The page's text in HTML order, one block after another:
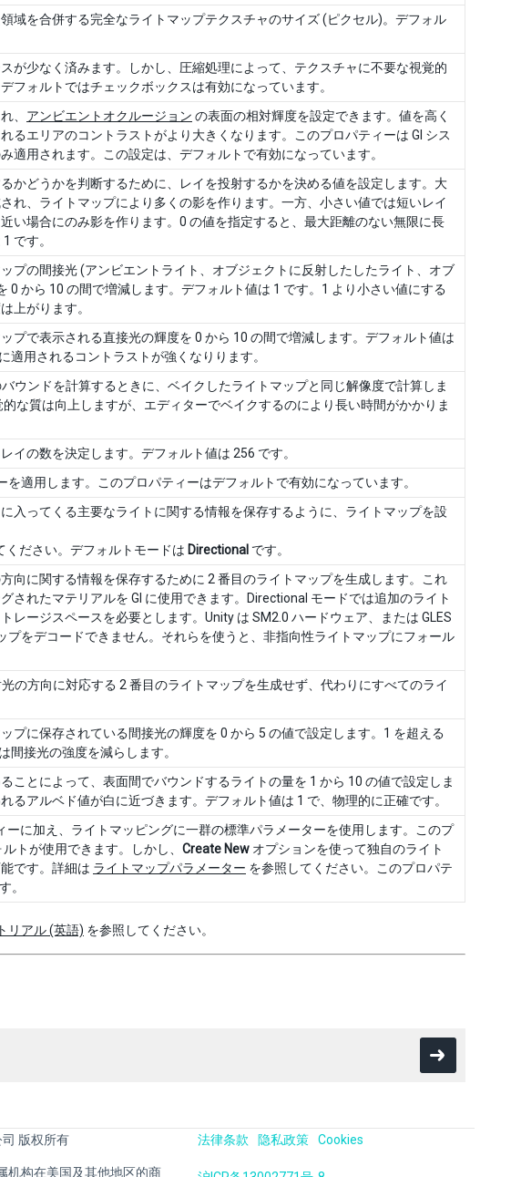
域を合併する完全なライトマップテクスチャのサイズ (ピクセル)。デフォル
が少なく済みます。しかし、圧縮処理によって、テクスチャに不要な視覚的
フォルトではチェックボックスは有効になっています。
、 アンビエントオクルージョン の表面の相対輝度を設定できます。値を高く
るエリアのコントラストがより大きくなります。このプロパティーは GI シス
適用されます。この設定は、デフォルトで有効になっています。
かどうかを判断するために、レイを投射するかを決める値を設定します。大
れ、ライトマップにより多くの影を作ります。一方、小さい値では短いレイ
い場合にのみ影を作ります。0 の値を指定すると、最大距離のない無限に長
です。
プの間接光 (アンビエントライト、オブジェクトに反射したしたライト、オブ
0 から 10 の間で増減します。デフォルト値は 1 です。1 より小さい値にする
上がります。
プで表示される直接光の輝度を 0 から 10 の間で増減します。デフォルト値は
用されるコントラストが強くなりります。
ウンドを計算するときに、ベイクしたライトマップと同じ解像度で計算しま
な質は向上しますが、エディターでベイクするのにより長い時間がかかりま
イの数を決定します。デフォルト値は 256 です。
を適用します。このプロパティーはデフォルトで有効になっています。
入ってくる主要なライトに関する情報を保存するように、ライトマップを設
ください。デフォルトモードは Directional です。
向に関する情報を保存するために 2 番目のライトマップを生成します。これ
されたマテリアルを GI に使用できます。Directional モードでは追加のライト
レージスペースを必要とします。Unity は SM2.0 ハードウェア、または GLES
プをデコードできません。それらを使うと、非指向性ライトマップにフォール
の方向に対応する 2 番目のライトマップを生成せず、代わりにすべてのライ
プに保存されている間接光の輝度を 0 から 5 の値で設定します。1 を超える
間接光の強度を減らします。
ことによって、表面間でバウンドするライトの量を 1 から 10 の値で設定しま
るアルベド値が白に近づきます。デフォルト値は 1 で、物理的に正確です。
ーに加え、ライトマッピングに一群の標準パラメーターを使用します。このプ
トが使用できます。しかし、 Create New オプションを使って独自のライト
です。詳細は ライトマップパラメーター を参照してください。このプロパテ
。
リアル (英語) を参照してください。
版权所有
机构在美国及其他地区的商
法律条款 隐私政策 Cookies